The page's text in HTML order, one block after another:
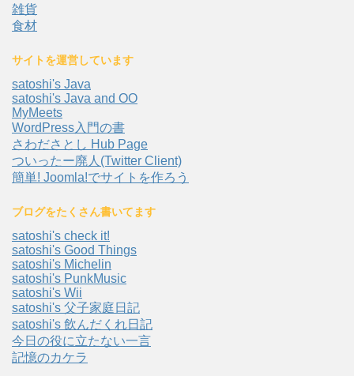
雑貨
食材
サイトを運営しています
satoshi's Java
satoshi's Java and OO
MyMeets
WordPress入門の書
さわださとし Hub Page
ついったー廃人(Twitter Client)
簡単! Joomla!でサイトを作ろう
ブログをたくさん書いてます
satoshi's check it!
satoshi's Good Things
satoshi's Michelin
satoshi's PunkMusic
satoshi's Wii
satoshi's 父子家庭日記
satoshi's 飲んだくれ日記
今日の役に立たない一言
記憶のカケラ